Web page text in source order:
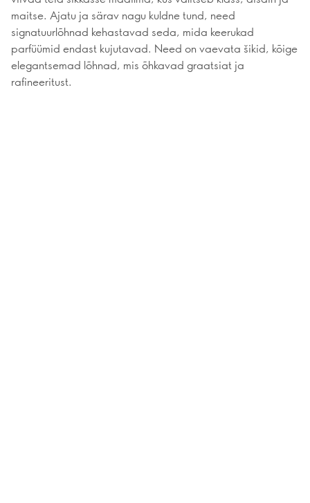
maitse. Ajatu ja särav nagu kuldne tund, need
signatuurlõhnad kehastavad seda, mida keerukad
parfüümid endast kujutavad. Need on vaevata šikid, kõige
elegantsemad lõhnad, mis õhkavad graatsiat ja
rafineeritust.